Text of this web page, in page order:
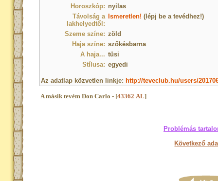
Horoszkóp: nyilas
Távolság a
lakhelyedtől:
Ismeretlen! (lépj be a tevédhez!)
Szeme színe: zöld
Haja színe: szőkésbarna
A haja... tüsi
Stílusa: egyedi
Az adatlap közvetlen linkje: http://teveclub.hu/users/
A másik tevém Don Carlo - [43362 AL]
Problémás
Következő